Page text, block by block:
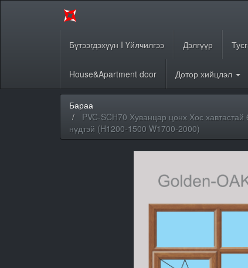
Бүтээгдэхүүн I Үйлчилгээ Дэлгүүр
House&Apartment door Дотор хийцлэл
Бараа
PVC-SCH70 Хуванцар цонх Хос хавтастай
нүдтэй (H1200-1500 W1700-2000)